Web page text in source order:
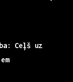
Ceļš uz